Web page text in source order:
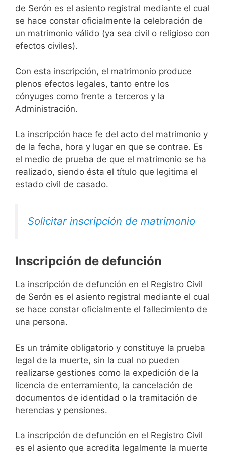
de Serón es el asiento registral mediante el cual
se hace constar oficialmente la celebración de
un matrimonio válido (ya sea civil o religioso con
efectos civiles).
Con esta inscripción, el matrimonio produce
plenos efectos legales, tanto entre los
cónyuges como frente a terceros y la
Administración.
La inscripción hace fe del acto del matrimonio y
de la fecha, hora y lugar en que se contrae. Es
el medio de prueba de que el matrimonio se ha
realizado, siendo ésta el título que legitima el
estado civil de casado.
Solicitar inscripción de matrimonio
Inscripción de defunción
La inscripción de defunción en el Registro Civil
de Serón es el asiento registral mediante el cual
se hace constar oficialmente el fallecimiento de
una persona.
Es un trámite obligatorio y constituye la prueba
legal de la muerte, sin la cual no pueden
realizarse gestiones como la expedición de la
licencia de enterramiento, la cancelación de
documentos de identidad o la tramitación de
herencias y pensiones.
La inscripción de defunción en el Registro Civil
es el asiento que acredita legalmente la muerte